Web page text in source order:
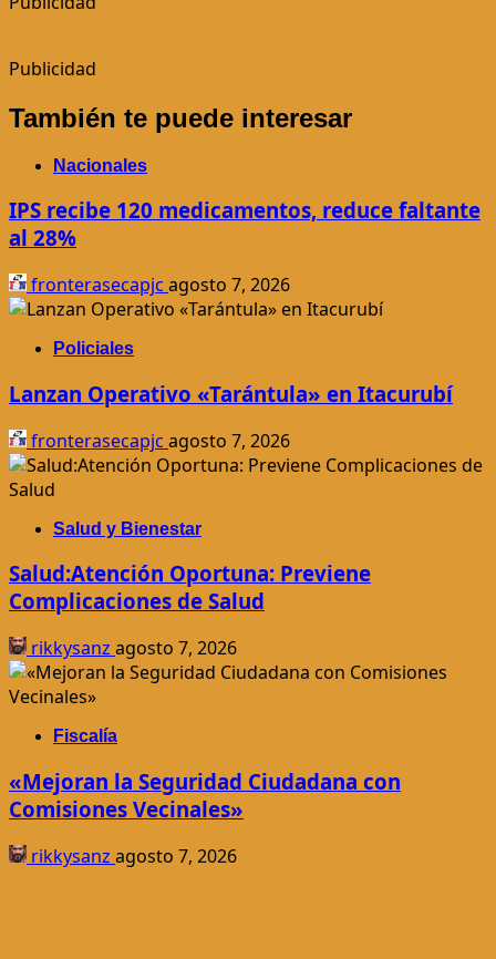
Publicidad
También te puede interesar
Nacionales
IPS recibe 120 medicamentos, reduce faltante
al 28%
fronterasecapjc agosto 7, 2026
Policiales
Lanzan Operativo «Tarántula» en Itacurubí
fronterasecapjc agosto 7, 2026
Salud y Bienestar
Salud:Atención Oportuna: Previene
Complicaciones de Salud
rikkysanz agosto 7, 2026
Fiscalía
«Mejoran la Seguridad Ciudadana con
Comisiones Vecinales»
rikkysanz agosto 7, 2026